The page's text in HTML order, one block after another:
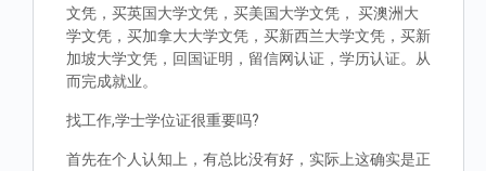
文凭，买英国大学文凭，买美国大学文凭， 买澳洲大
学文凭，买加拿大大学文凭，买新西兰大学文凭，买新
加坡大学文凭，回国证明，留信网认证，学历认证。从
而完成就业。
找工作,学士学位证很重要吗?
首先在个人认知上，有总比没有好，实际上这确实是正